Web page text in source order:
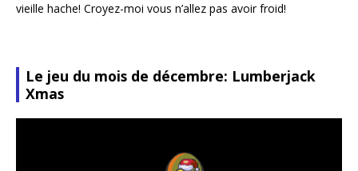
vieille hache! Croyez-moi vous n’allez pas avoir froid!
Le jeu du mois de décembre: Lumberjack
Xmas